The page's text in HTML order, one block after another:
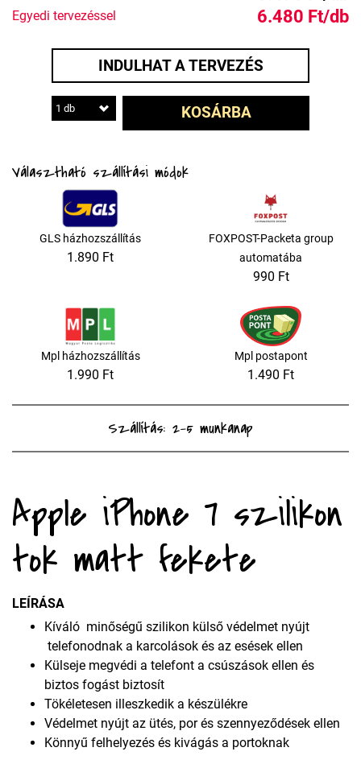
Egyedi tervezéssel 6.480 Ft/db
INDULHAT A TERVEZÉS
1 db KOSÁRBA
Választható szállítási módok
GLS házhozszállítás
1.890 Ft
FOXPOST-Packeta group
automatába
990 Ft
Mpl házhozszállítás
1.990 Ft
Mpl postapont
1.490 Ft
Szállítás: 2-5 munkanap
Apple iPhone 7 szilikon
tok matt fekete
LEÍRÁSA
Kíváló minőségű szilikon külső védelmet nyújt
telefonodnak a karcolások és az esések ellen
Külseje megvédi a telefont a csúszások ellen és
biztos fogást biztosít
Tökéletesen illeszkedik a készülékre
Védelmet nyújt az ütés, por és szennyeződések ellen
Könnyű felhelyezés és kivágás a portoknak